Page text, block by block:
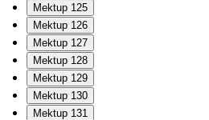
Mektup 125
Mektup 126
Mektup 127
Mektup 128
Mektup 129
Mektup 130
Mektup 131